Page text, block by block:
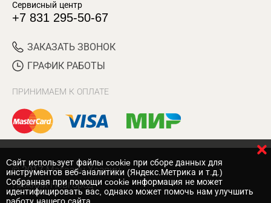
Сервисный центр
+7 831 295-50-67
ЗАКАЗАТЬ ЗВОНОК
ГРАФИК РАБОТЫ
ПРИНИМАЕМ К ОПЛАТЕ
© 2017 Магазин Хозяин
Нижний Новгород
Cайт использует файлы cookie при сборе данных для
инструментов веб-аналитики (Яндекс.Метрика и т.д.)
Собранная при помощи cookie информация не может
идентифицировать вас, однако может помочь нам улучшить